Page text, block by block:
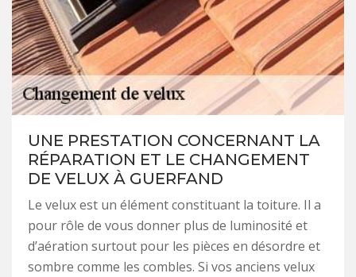
UNE PRESTATION CONCERNANT LA
RÉPARATION ET LE CHANGEMENT
DE VELUX À GUERFAND
Le velux est un élément constituant la toiture. Il a
pour rôle de vous donner plus de luminosité et
d’aération surtout pour les pièces en désordre et
sombre comme les combles. Si vos anciens velux